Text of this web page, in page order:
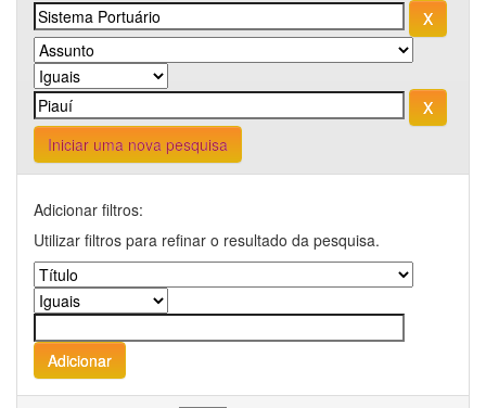
Iniciar uma nova pesquisa
Adicionar filtros:
Utilizar filtros para refinar o resultado da pesquisa.